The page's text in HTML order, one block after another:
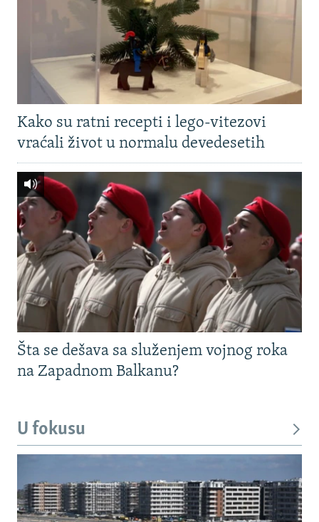
Kako su ratni recepti i lego-vitezovi
vraćali život u normalu devedesetih
Šta se dešava sa služenjem vojnog roka
na Zapadnom Balkanu?
U fokusu